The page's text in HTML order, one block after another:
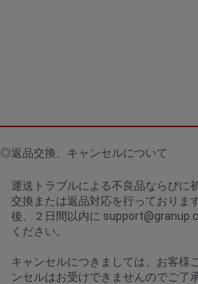
◎返品交換、キャンセルについて
運送トラブルによる不良品ならびに
交換または返品対応を行っておりま
後、２日間以内に
ください。
キャンセルにつきましては、お客様
ンセルはお受けできませんのでご了